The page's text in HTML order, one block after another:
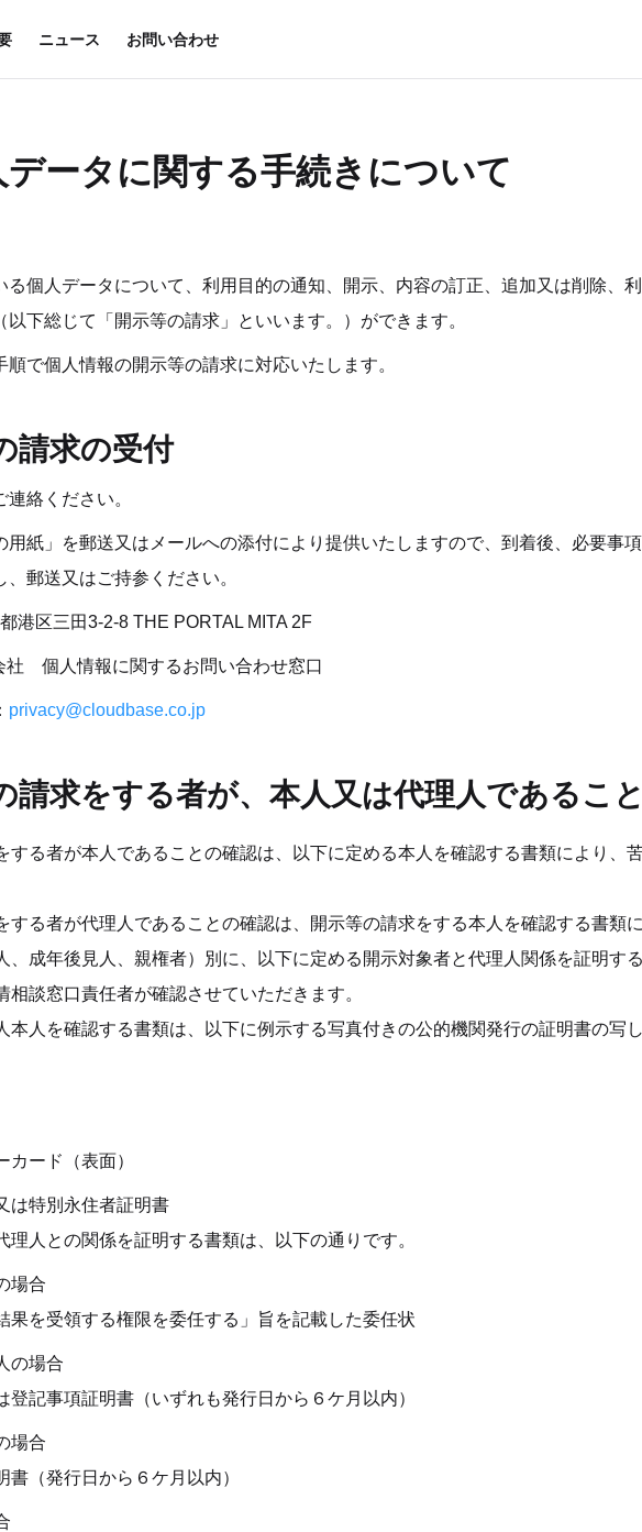
ニュース お問い合わせ
データに関する手続きについて
る個人データについて、利用目的の通知、開示、内容の訂正、追加又は削除、
以下総じて「開示等の請求」といいます。）ができます。
順で個人情報の開示等の請求に対応いたします。
請求の受付
絡ください。
用紙」を郵送又はメールへの添付により提供いたしますので、到着後、必要事
郵送又はご持参ください。
港区三田3-2-8 THE PORTAL MITA 2F
　個人情報に関するお問い合わせ窓口
privacy@cloudbase.co.jp
請求をする者が、本人又は代理人であるこ
する者が本人であることの確認は、以下に定める本人を確認する書類により、
する者が代理人であることの確認は、開示等の請求をする本人を確認する書類
、成年後見人、親権者）別に、以下に定める開示対象者と代理人関係を証明す
相談窓口責任者が確認させていただきます。
本人を確認する書類は、以下に例示する写真付きの公的機関発行の証明書の写し
ード（表面）
は特別永住者証明書
理人との関係を証明する書類は、以下の通りです。
場合
を受領する権限を委任する」旨を記載した委任状
の場合
記事項証明書（いずれも発行日から６ケ月以内）
場合
（発行日から６ケ月以内）